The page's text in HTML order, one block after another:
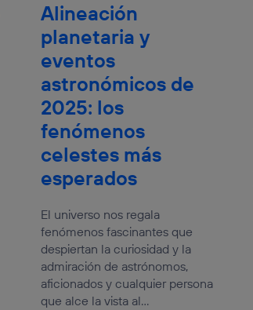
Alineación
planetaria y
eventos
astronómicos de
2025: los
fenómenos
celestes más
esperados
El universo nos regala
fenómenos fascinantes que
despiertan la curiosidad y la
admiración de astrónomos,
aficionados y cualquier persona
que alce la vista al...